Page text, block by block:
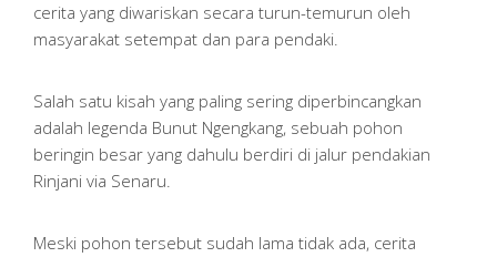
cerita yang diwariskan secara turun-temurun oleh
masyarakat setempat dan para pendaki.
Salah satu kisah yang paling sering diperbincangkan
adalah legenda Bunut Ngengkang, sebuah pohon
beringin besar yang dahulu berdiri di jalur pendakian
Rinjani via Senaru.
Meski pohon tersebut sudah lama tidak ada, cerita